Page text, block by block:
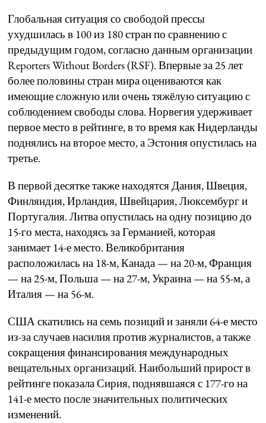
Глобальная ситуация со свободой прессы
ухудшилась в 100 из 180 стран по сравнению с
предыдущим годом, согласно данным организации
Reporters Without Borders (RSF). Впервые за 25 лет
более половины стран мира оцениваются как
имеющие сложную или очень тяжёлую ситуацию с
соблюдением свободы слова. Норвегия удерживает
первое место в рейтинге, в то время как Нидерланды
поднялись на второе место, а Эстония опустилась на
третье.
В первой десятке также находятся Дания, Швеция,
Финляндия, Ирландия, Швейцария, Люксембург и
Португалия. Литва опустилась на одну позицию до
15-го места, находясь за Германией, которая
занимает 14-е место. Великобритания
расположилась на 18-м, Канада — на 20-м, Франция
— на 25-м, Польша — на 27-м, Украина — на 55-м, а
Италия — на 56-м.
США скатились на семь позиций и заняли 64-е место
из-за случаев насилия против журналистов, а также
сокращения финансирования международных
вещательных организаций. Наибольший прирост в
рейтинге показала Сирия, поднявшаяся с 177-го на
141-е место после значительных политических
изменений.